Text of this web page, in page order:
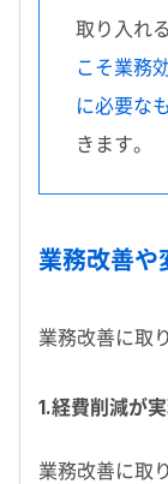
取り入れ
こそ業務
に必要な
きます。
業務改善や
業務改善に取
1.経費削減が
業務改善に取